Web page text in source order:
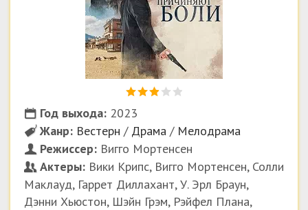
Год выхода: 2023
Жанр: Вестерн / Драма / Мелодрама
Режиссер: Вигго Мортенсен
Актеры: Вики Крипс, Вигго Мортенсен, Солли
Маклауд, Гаррет Диллахант, У. Эрл Браун,
Дэнни Хьюстон, Шэйн Грэм, Рэйфел Плана,